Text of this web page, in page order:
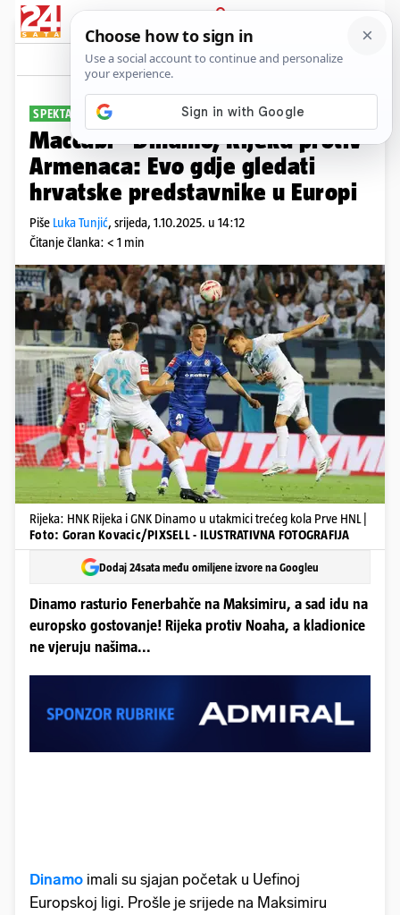
PRIJAVA
Sport Komentari
SPEKTAKL U EUROPI
Maccabi - Dinamo, Rijeka protiv
Armenaca: Evo gdje gledati
hrvatske predstavnike u Europi
Piše Luka Tunjić, srijeda, 1.10.2025. u 14:12
Čitanje članka: < 1 min
Rijeka: HNK Rijeka i GNK Dinamo u utakmici trećeg kola Prve HNL |
Foto: Goran Kovacic/PIXSELL - ILUSTRATIVNA FOTOGRAFIJA
Dodaj 24sata među omiljene izvore na Googleu
Dinamo rasturio Fenerbahče na Maksimiru, a sad idu na
europsko gostovanje! Rijeka protiv Noaha, a kladionice
ne vjeruju našima...
Dinamo imali su sjajan početak u Uefinoj
Europskoj ligi. Prošle je srijede na Maksimiru